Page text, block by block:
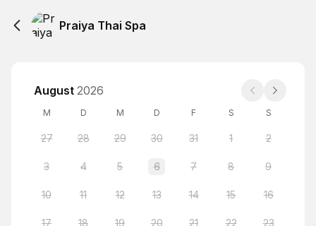
Praiya Thai Spa
August 2026
M D M D F S S
27 28 29 30 31 1 2
3 4 5 6 7 8 9
10 11 12 13 14 15 16
17 18 19 20 21 22 23